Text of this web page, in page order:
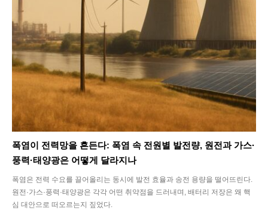
폭염이 전력망을 흔든다: 폭염 속 전원별 발전량, 원전과 가스·
풍력·태양광은 어떻게 달라지나
폭염은 전력 수요를 끌어올리는 동시에 발전 효율과 송전 용량을 떨어뜨린다.
원전·가스·풍력·태양광은 각각 어떤 취약점을 드러내며, 배터리 저장은 왜 핵
심 대안으로 떠오르는지 짚었다.